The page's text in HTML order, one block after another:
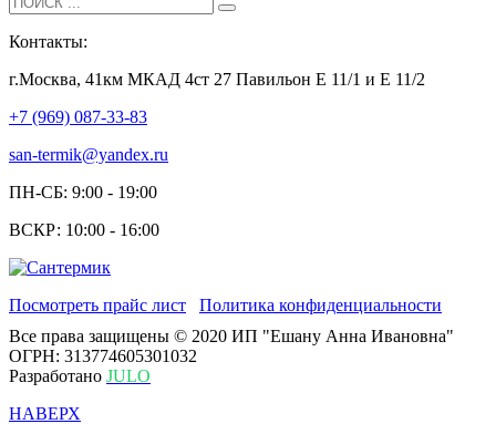
Контакты:
г.Москва, 41км МКАД 4ст 27 Павильон Е 11/1 и Е 11/2
+7 (969) 087-33-83
san-termik@yandex.ru
ПН-СБ: 9:00 - 19:00
ВСКР: 10:00 - 16:00
Посмотреть прайс лист
Политика конфиденциальности
Все права защищены © 2020 ИП "Ешану Анна Ивановна"
ОГРН: 313774605301032
Разработано JULO
НАВЕРХ